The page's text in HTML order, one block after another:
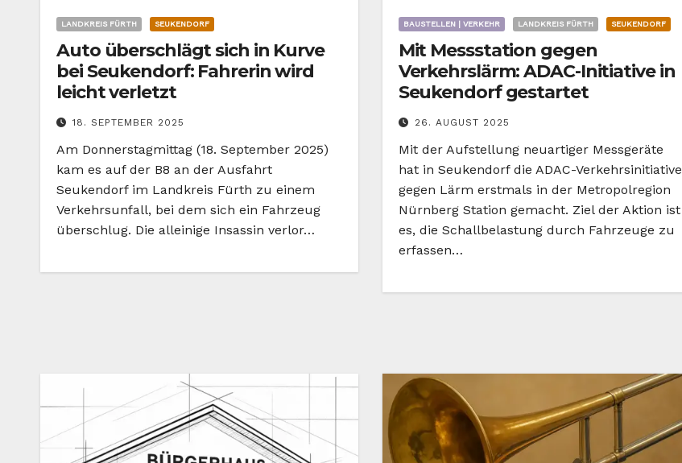
LANDKREIS FÜRTH SEUKENDORF
Auto überschlägt sich in Kurve
bei Seukendorf: Fahrerin wird
leicht verletzt
18. SEPTEMBER 2025
Am Donnerstagmittag (18. September 2025)
kam es auf der B8 an der Ausfahrt
Seukendorf im Landkreis Fürth zu einem
Verkehrsunfall, bei dem sich ein Fahrzeug
überschlug. Die alleinige Insassin verlor…
BAUSTELLEN | VERKEHR LANDKREIS FÜRTH SEUKENDORF
Mit Messstation gegen
Verkehrslärm: ADAC-Initiative in
Seukendorf gestartet
26. AUGUST 2025
Mit der Aufstellung neuartiger Messgeräte
hat in Seukendorf die ADAC-Verkehrsinitiative
gegen Lärm erstmals in der Metropolregion
Nürnberg Station gemacht. Ziel der Aktion ist
es, die Schallbelastung durch Fahrzeuge zu
erfassen…